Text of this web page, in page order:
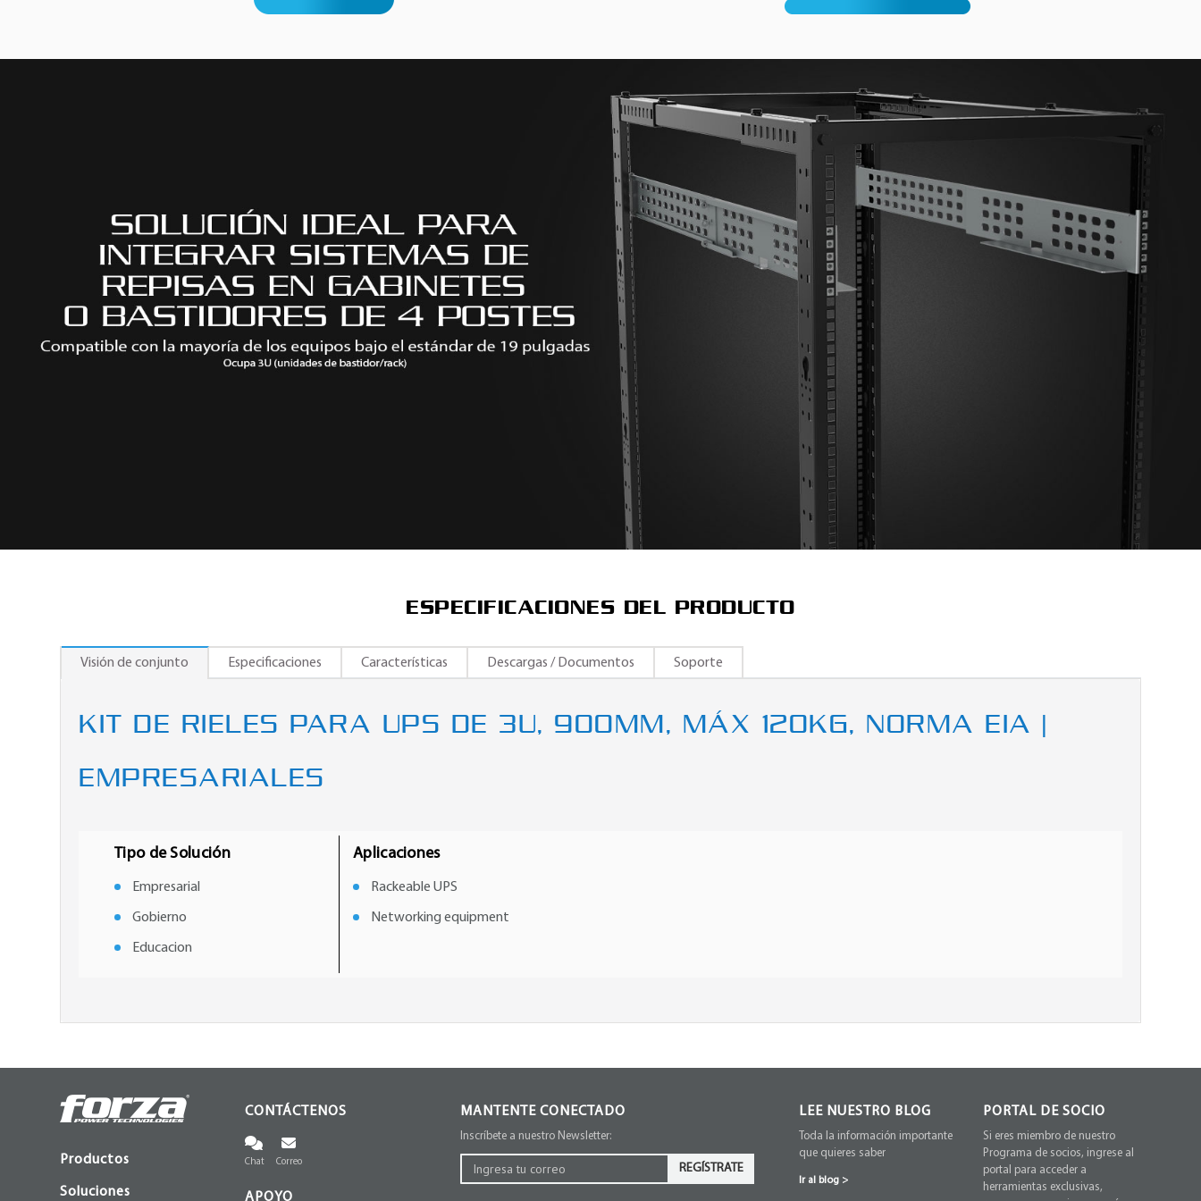
ESPECIFICACIONES DEL PRODUCTO
Visión de conjunto Especificaciones Características Descargas / Documentos Soporte
KIT DE RIELES PARA UPS DE 3U, 900MM, MÁX 120KG, NORMA EIA |
EMPRESARIALES
Tipo de Solución
Empresarial
Gobierno
Educacion
Aplicaciones
Rackeable UPS
Networking equipment
Productos
Soluciones
CONTÁCTENOS
Chat Correo
APOYO
MANTENTE CONECTADO
Inscríbete a nuestro Newsletter:
REGÍSTRATE
LEE NUESTRO BLOG
Toda la información importante
que quieres saber
Ir al blog >
PORTAL DE SOCIO
Si eres miembro de nuestro
Programa de socios, ingrese al
portal para acceder a
herramientas exclusivas,